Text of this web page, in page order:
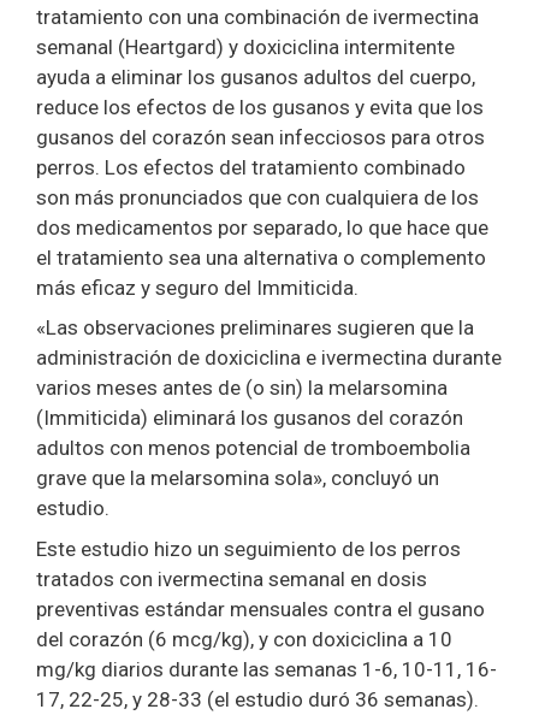
tratamiento con una combinación de ivermectina
semanal (Heartgard) y doxiciclina intermitente
ayuda a eliminar los gusanos adultos del cuerpo,
reduce los efectos de los gusanos y evita que los
gusanos del corazón sean infecciosos para otros
perros. Los efectos del tratamiento combinado
son más pronunciados que con cualquiera de los
dos medicamentos por separado, lo que hace que
el tratamiento sea una alternativa o complemento
más eficaz y seguro del Immiticida.
«Las observaciones preliminares sugieren que la
administración de doxiciclina e ivermectina durante
varios meses antes de (o sin) la melarsomina
(Immiticida) eliminará los gusanos del corazón
adultos con menos potencial de tromboembolia
grave que la melarsomina sola», concluyó un
estudio.
Este estudio hizo un seguimiento de los perros
tratados con ivermectina semanal en dosis
preventivas estándar mensuales contra el gusano
del corazón (6 mcg/kg), y con doxiciclina a 10
mg/kg diarios durante las semanas 1-6, 10-11, 16-
17, 22-25, y 28-33 (el estudio duró 36 semanas).